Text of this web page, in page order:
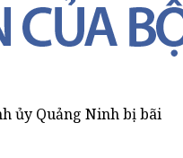
ủy Quảng Ninh bị bãi